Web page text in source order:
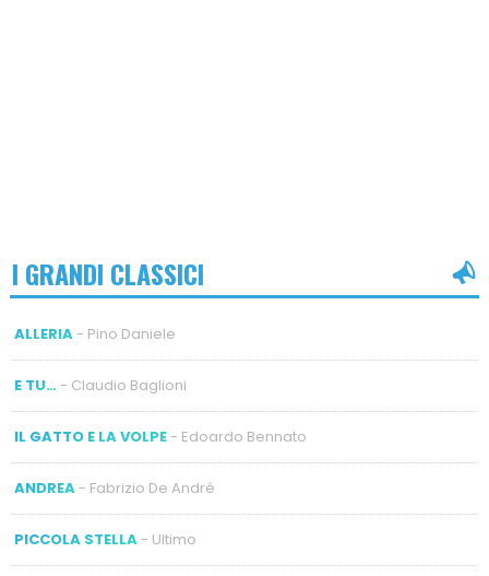
I GRANDI CLASSICI
ALLERIA- Pino Daniele
E TU…- Claudio Baglioni
IL GATTO E LA VOLPE- Edoardo Bennato
ANDREA- Fabrizio De André
PICCOLA STELLA- Ultimo